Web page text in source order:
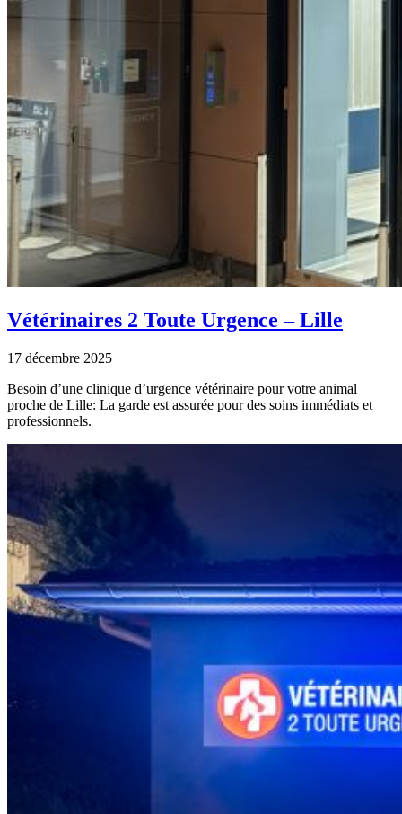
Vétérinaires 2 Toute Urgence – Lille
17 décembre 2025
Besoin d’une clinique d’urgence vétérinaire pour votre animal
proche de Lille: La garde est assurée pour des soins immédiats et
professionnels.